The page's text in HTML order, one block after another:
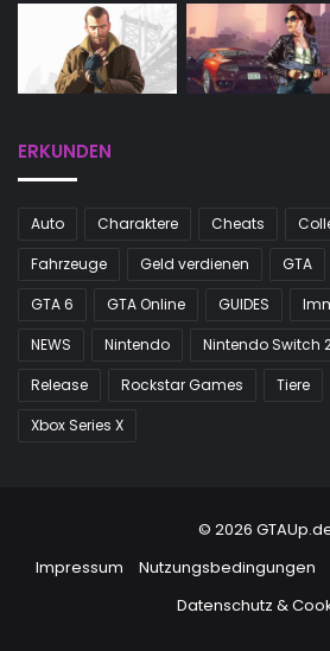
ERKUNDEN
Auto Charaktere Cheats
Fahrzeuge
Geld verdienen GTA
GTA 6
GTA Online GUIDES
NEWS
Nintendo Nintendo Switch
Release
Rockstar Games Tiere
Xbox Series X
© 2026
Impressum
Nutzungsbedingungen
Datenschutz &